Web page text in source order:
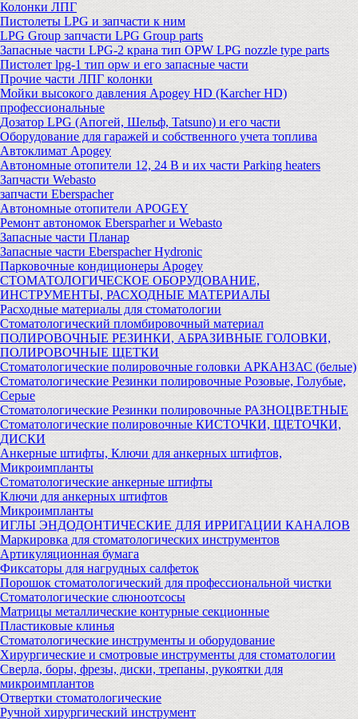
Колонки ЛПГ
Пистолеты LPG и запчасти к ним
LPG Group запчасти LPG Group parts
Запасные части LPG-2 крана тип OPW LPG nozzle type parts
Пистолет lpg-1 тип opw и его запасные части
Прочие части ЛПГ колонки
Мойки высокого давления Apogey HD (Karcher HD)
профессиональные
Дозатор LPG (Апогей, Шельф, Tatsuno) и его части
Оборудование для гаражей и собственного учета топлива
Автоклимат Apogey
Автономные отопители 12, 24 В и их части Parking heaters
Запчасти Webasto
запчасти Eberspacher
Автономные отопители APOGEY
Ремонт автономок Ebersparher и Webasto
Запасные части Планар
Запасные части Eberspacher Hydronic
Парковочные кондиционеры Apogey
СТОМАТОЛОГИЧЕСКОЕ ОБОРУДОВАНИЕ,
ИНСТРУМЕНТЫ, РАСХОДНЫЕ МАТЕРИАЛЫ
Расходные материалы для стоматологии
Стоматологический пломбировочный материал
ПОЛИРОВОЧНЫЕ РЕЗИНКИ, АБРАЗИВНЫЕ ГОЛОВКИ,
ПОЛИРОВОЧНЫЕ ЩЕТКИ
Стоматологические полировочные головки АРКАНЗАС (белые)
Стоматологические Резинки полировочные Розовые, Голубые,
Серые
Стоматологические Резинки полировочные РАЗНОЦВЕТНЫЕ
Стоматологические полировочные КИСТОЧКИ, ЩЕТОЧКИ,
ДИСКИ
Анкерные штифты, Ключи для анкерных штифтов,
Микроимпланты
Стоматологические анкерные штифты
Ключи для анкерных штифтов
Микроимпланты
ИГЛЫ ЭНДОДОНТИЧЕСКИЕ ДЛЯ ИРРИГАЦИИ КАНАЛОВ
Маркировка для стоматологических инструментов
Артикуляционная бумага
Фиксаторы для нагрудных салфеток
Порошок стоматологический для профессиональной чистки
Стоматологические слюноотсосы
Матрицы металлические контурные секционные
Пластиковые клинья
Стоматологические инструменты и оборудование
Хирургические и смотровые инструменты для стоматологии
Сверла, боры, фрезы, диски, трепаны, рукоятки для
микроимплантов
Отвертки стоматологические
Ручной хирургический инструмент